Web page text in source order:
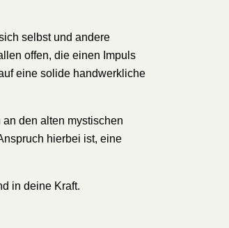
selbst und andere
offen, die einen Impuls
eine solide handwerkliche
den alten mystischen
hierbei ist, eine
in deine Kraft.